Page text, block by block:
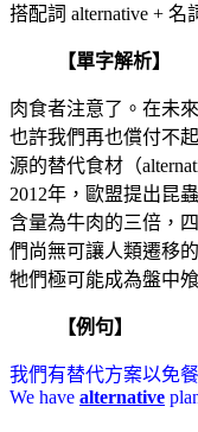
搭配詞 alternative + 名
【單字解析】
肉食者注意了。在未
也許我們再也償付不
源的替代食材（
2012年，歐盟提出昆
含量為牛肉的三倍，
們尚無可讓人類遷移的
牠們極可能成為盤中飧
【例句】
我們有替代方案以免
We have alternative